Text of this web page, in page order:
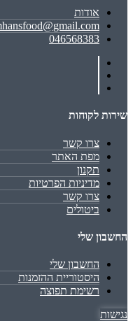
אודות
046568383
שירות לקוחות
צרו קשר
מפת האתר
תקנון
מדיניות הפרטיות
צרו קשר
ביטולים
החשבון שלי
החשבון שלי
היסטוריית ההזמנות
רשימת תפוצה
נגישות